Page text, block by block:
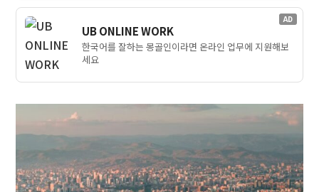
AD
UB ONLINE WORK
한국어를 잘하는 몽골인이라면 온라인 업무에 지원해보
세요